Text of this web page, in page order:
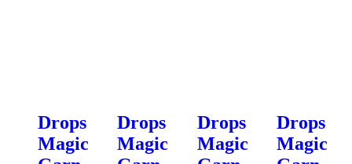
Drops
Magic
Drops
Magic
Drops
Magic
Drops
Magic